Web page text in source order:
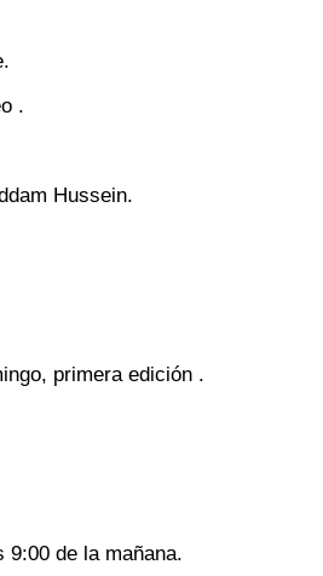
.
Hussein.
primera edición .
de la mañana.